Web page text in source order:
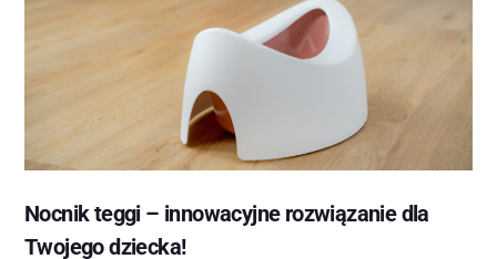
Nocnik teggi – innowacyjne rozwiązanie dla
Twojego dziecka!